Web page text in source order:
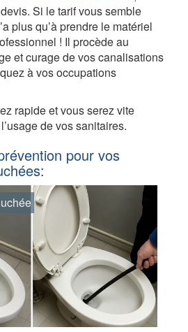
Si le tarif vous semble
plus qu’à prendre le matériel
! Il procède au
et curage de vos canalisations
à vos occupations
rapide et vous serez vite
de vos sanitaires.
pour vos